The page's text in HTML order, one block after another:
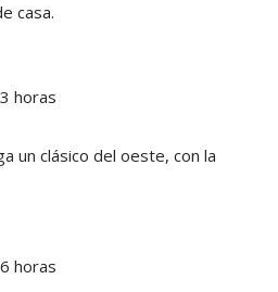
casa.
horas
un clásico del oeste, con la
horas